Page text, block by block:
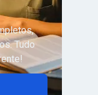
Tudo